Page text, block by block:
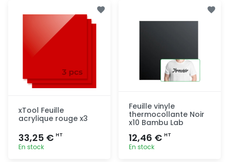
rapide
xTool Feuille
acrylique rouge x3
33,25 € HT
En stock
Feuille vinyle
thermocollante Noir
x10 Bambu Lab
12,46 € HT
En stock